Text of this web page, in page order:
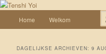
Spring naar de primaire inhoud
Spring naar de secundaire inhoud
Tenshi Yoi
Een weblog over onze Shiba’s
Home Welkom
DAGELIJKSE ARCHIEVEN:9